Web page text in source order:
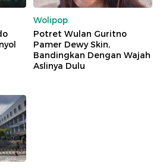
Wolipop
Potret Wulan Guritno
Pamer Dewy Skin,
Bandingkan Dengan Wajah
Aslinya Dulu